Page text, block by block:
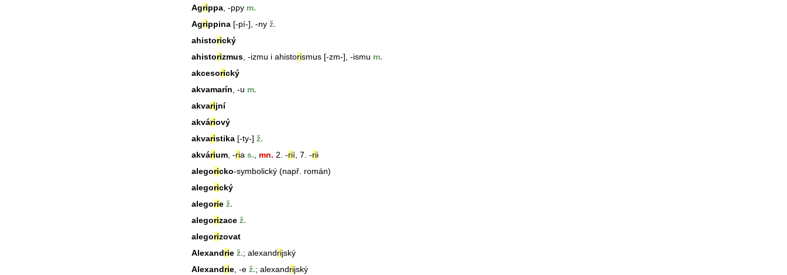
Agrippa , -ppy m.
Agrippina [-pí-], -ny ž.
ahistorický
ahistorizmus , -izmu i ahistorismus [-zm-], -ismu m.
akcesorický
akvamarín , -u m.
akvarijní
akváriový
akvaristika [-ty-] ž.
akvárium , -ria s. mn. 2. -rií, 7. -rii
alegoricko-symbolický (např. román)
alegorický
alegorie ž.
alegorizace ž.
alegorizovat
Alexandrie ž.; alexandrijský
Alexandrie , -e ž.; alexandrijský